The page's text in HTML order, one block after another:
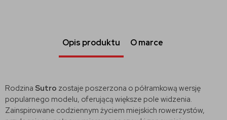
Opis produktu O marce
Rodzina Sutro zostaje poszerzona o półramkową wersję
popularnego modelu, oferującą większe pole widzenia.
Zainspirowane codziennym życiem miejskich rowerzystów,